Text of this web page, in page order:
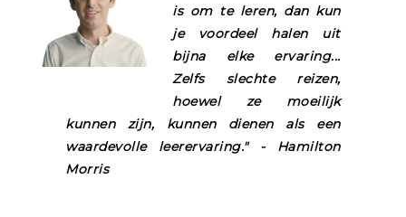
is om te leren, dan kun
je voordeel halen uit
bijna elke ervaring...
Zelfs slechte reizen,
hoewel ze moeilijk
kunnen zijn, kunnen dienen als een
waardevolle leerervaring." - Hamilton
Morris